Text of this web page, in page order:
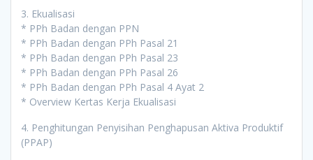
3. Ekualisasi
* PPh Badan dengan PPN
* PPh Badan dengan PPh Pasal 21
* PPh Badan dengan PPh Pasal 23
* PPh Badan dengan PPh Pasal 26
* PPh Badan dengan PPh Pasal 4 Ayat 2
* Overview Kertas Kerja Ekualisasi
4. Penghitungan Penyisihan Penghapusan Aktiva Produktif
(PPAP)